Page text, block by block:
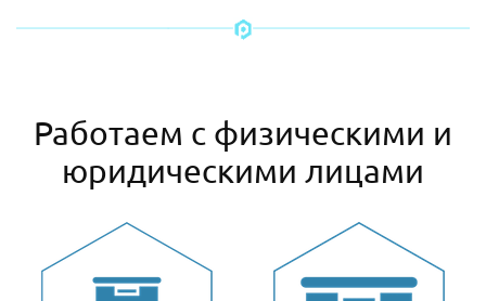
Работаем с физическими и
юридическими лицами